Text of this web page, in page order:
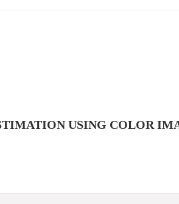
USING COLOR